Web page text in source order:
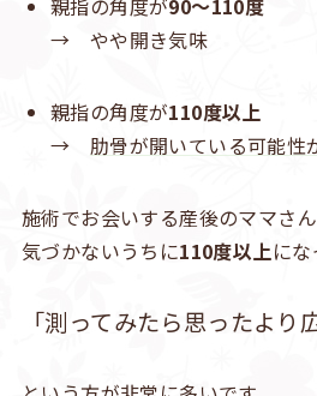
→ やや開き気味
親指の角度が110度以上
→ 肋骨が開いている可能性
施術でお会いする産後のママさ
気づかないうちに110度以上にな
「測ってみたら思ったより